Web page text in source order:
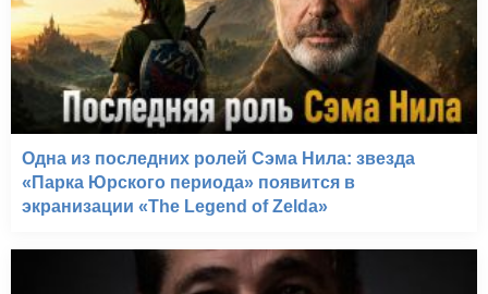
Одна из последних ролей Сэма Нила: звезда
«Парка Юрского периода» появится в
экранизации «The Legend of Zelda»